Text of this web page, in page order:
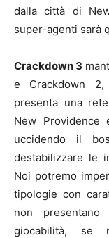
dalla città di
super-agenti sarà
Crackdown 3
e Crackdown 2,
presenta una
New
uccidendo il
destabilizzare le
Noi potremo
tipologie con
non
giocabilità, se